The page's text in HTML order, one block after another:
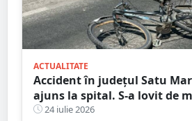
ACTUALITATE
Accident în județul Satu
ajuns la spital. S-a lovit de
de un tânăr șofer
24 iulie 2026